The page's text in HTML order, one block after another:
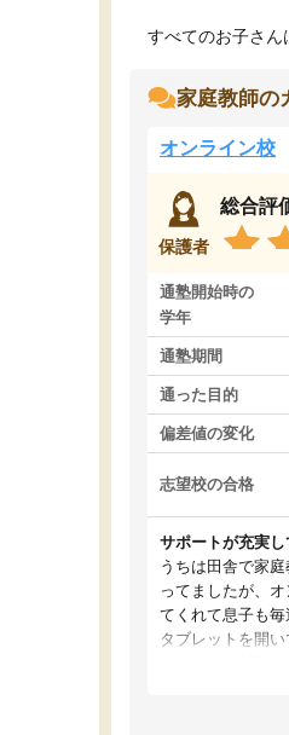
すべてのお子さん
家庭教師の
オンライン校
保護者
総合評
通塾開始時の
学年
通塾期間
通った目的
偏差値の変化
志望校の合格
サポートが充実し
うちは田舎で家
ってましたが、
てくれて息子も
タブレットを開
ました！5科目な